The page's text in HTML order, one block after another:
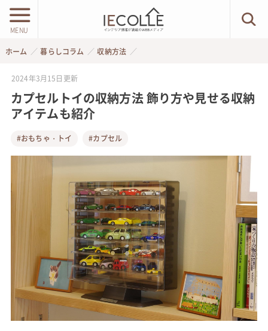
MENU
ホーム 暮らしコラム 収納方法
2024年3月15日 更新
カプセルトイの収納方法 飾り方や見せる収納
アイテムも紹介
#おもちゃ・トイ #カプセル